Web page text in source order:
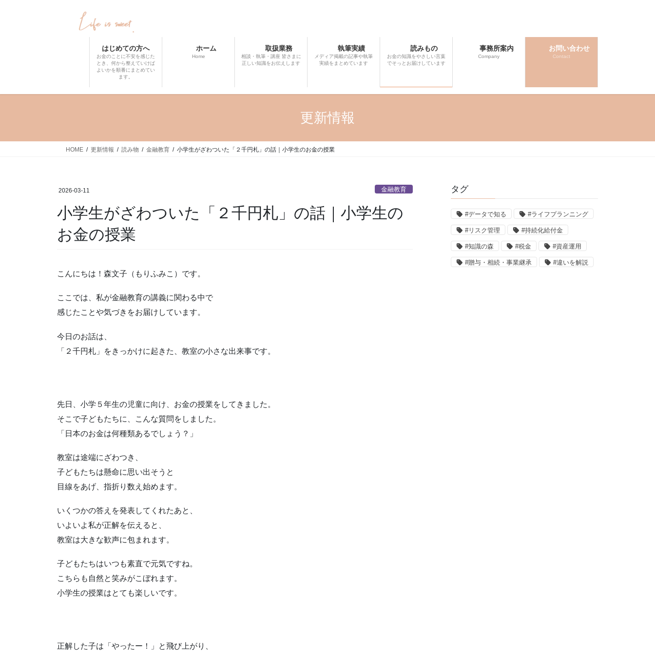
はじめての方へ
お金のことに不安を感じた
とき、何から整えていけば
よいかを順番にまとめてい
ます。
ホーム
Home
取扱業務
相談・執筆・講座 皆さまに
正しい知識をお伝えします
執筆実績
メディア掲載の記事や執筆
実績をまとめています
読みもの
お金の知識をやさしい言葉
でそっとお届けしています
事務所案内
Company
お問い合わせ
Contact
更新情報
HOME 更新情報 読み物 金融教育 小学生がざわついた「２千円札」の話｜小学生のお金の授業
2026-03-11 金融教育
小学生がざわついた「２千円札」の話｜小学生の
お金の授業
こんにちは！森文子（もりふみこ）です。
ここでは、私が金融教育の講義に関わる中で
感じたことや気づきをお届けしています。
今日のお話は、
「２千円札」をきっかけに起きた、教室の小さな出来事です。
先日、小学５年生の児童に向け、お金の授業をしてきました。
そこで子どもたちに、こんな質問をしました。
「日本のお金は何種類あるでしょう？」
教室は途端にざわつき、
子どもたちは懸命に思い出そうと
目線をあげ、指折り数え始めます。
いくつかの答えを発表してくれたあと、
いよいよ私が正解を伝えると、
教室は大きな歓声に包まれます。
子どもたちはいつも素直で元気ですね。
こちらも自然と笑みがこぼれます。
小学生の授業はとても楽しいです。
正解した子は「やったー！」と飛び上がり、
タグ
#データで知る #ライフプランニング
#リスク管理 #持続化給付金
#知識の森 #税金 #資産運用
#贈与・相続・事業継承 #違いを解説